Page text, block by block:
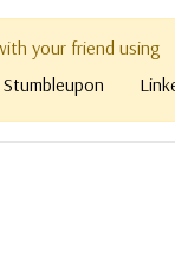
your friend using
Stumbleupon